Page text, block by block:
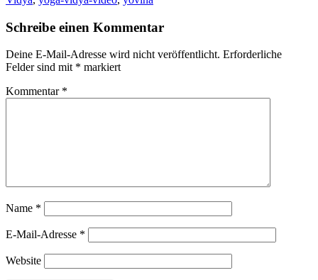
Schreibe einen Kommentar
Deine E-Mail-Adresse wird nicht veröffentlicht. Erforderliche
Felder sind mit * markiert
Kommentar *
Name *
E-Mail-Adresse *
Website